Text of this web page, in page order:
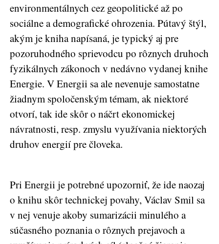
environmentálnych cez geopolitické až po
sociálne a demografické ohrozenia. Pútavý štýl,
akým je kniha napísaná, je typický aj pre
pozoruhodného sprievodcu po rôznych druhoch
fyzikálnych zákonoch v nedávno vydanej knihe
Energie. V Energii sa ale nevenuje samostatne
žiadnym spoločenským témam, ak niektoré
otvorí, tak ide skôr o náčrt ekonomickej
návratnosti, resp. zmyslu využívania niektorých
druhov energií pre človeka.
Pri Energii je potrebné upozorniť, že ide naozaj
o knihu skôr technickej povahy, Václav Smil sa
v nej venuje akoby sumarizácii minulého a
súčasného poznania o rôznych prejavoch a